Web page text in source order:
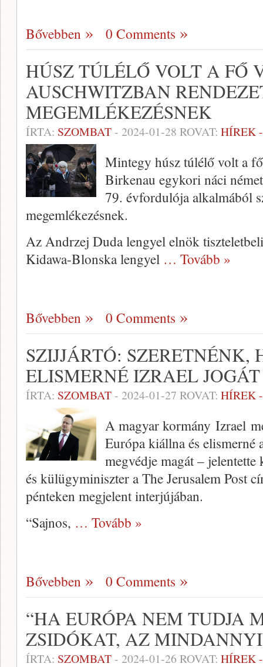
Bővebben 0 Comments
HÚSZ TÚLÉLŐ VOLT A FŐ
AUSCHWITZBAN
MEGEMLÉKEZÉSNEK
ÍRTA: SZOMBAT- 2024-01-28 ROVAT: HÍREK
Mintegy húsz túlélő volt a
Birkenau egykori náci
79. évfordulója alkalmából
megemlékezésnek.
Az Andrzej Duda lengyel elnök
Kidawa-Blonska lengyel … Tovább »
Bővebben 0 Comments
SZIJJÁRTÓ: SZERETNÉNK,
ELISMERNÉ IZRAEL
ÍRTA: SZOMBAT- 2024-01-27 ROVAT: HÍREK
A magyar kormány Izrael
Európa kiállna és
megvédje magát –
és külügyminiszter a The Jerusalem Post
pénteken megjelent interjújában.
“Sajnos, … Tovább »
Bővebben 0 Comments
“HA EURÓPA NEM TUDJA
ZSIDÓKAT, AZ
ÍRTA: SZOMBAT- 2024-01-26 ROVAT: HÍREK